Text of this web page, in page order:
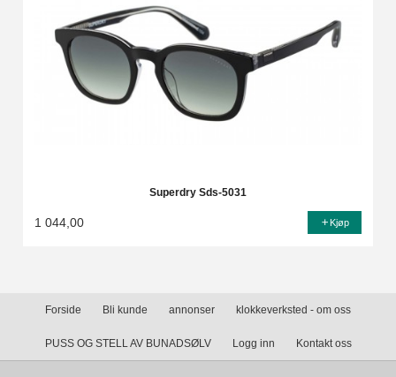
Superdry Sds-5031
1 044,00 Kjøp
Forside Bli kunde annonser klokkeverksted - om oss
PUSS OG STELL AV BUNADSØLV Logg inn Kontakt oss